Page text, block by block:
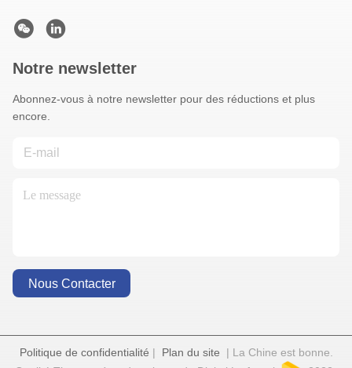
Notre newsletter
Abonnez-vous à notre newsletter pour des réductions et plus
encore.
Nous Contacter
Politique de confidentialité | Plan du site | La Chine est bonne.